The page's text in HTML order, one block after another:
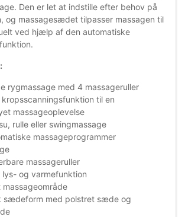
Den er let at indstille efter behov på
og massagesædet tilpasser massagen til
ved hjælp af den automatiske
rygmassage med 4 massageruller
til en
massageoplevelse
rulle eller swingmassage
massageprogrammer
massageruller
og varmefunktion
massageområde
sædeform med polstret sæde og